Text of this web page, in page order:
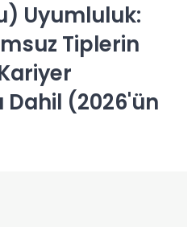
Uyumluluk:
Tiplerin
(2026'ün